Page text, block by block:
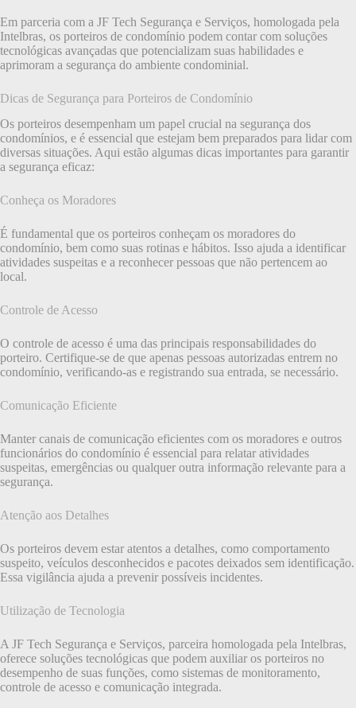
Em parceria com a JF Tech Segurança e Serviços, homologada pela
Intelbras, os porteiros de condomínio podem contar com soluções
tecnológicas avançadas que potencializam suas habilidades e
aprimoram a segurança do ambiente condominial.
Dicas de Segurança para Porteiros de Condomínio
Os porteiros desempenham um papel crucial na segurança dos
condomínios, e é essencial que estejam bem preparados para lidar com
diversas situações. Aqui estão algumas dicas importantes para garantir
a segurança eficaz:
Conheça os Moradores
É fundamental que os porteiros conheçam os moradores do
condomínio, bem como suas rotinas e hábitos. Isso ajuda a identificar
atividades suspeitas e a reconhecer pessoas que não pertencem ao
local.
Controle de Acesso
O controle de acesso é uma das principais responsabilidades do
porteiro. Certifique-se de que apenas pessoas autorizadas entrem no
condomínio, verificando-as e registrando sua entrada, se necessário.
Comunicação Eficiente
Manter canais de comunicação eficientes com os moradores e outros
funcionários do condomínio é essencial para relatar atividades
suspeitas, emergências ou qualquer outra informação relevante para a
segurança.
Atenção aos Detalhes
Os porteiros devem estar atentos a detalhes, como comportamento
suspeito, veículos desconhecidos e pacotes deixados sem identificação.
Essa vigilância ajuda a prevenir possíveis incidentes.
Utilização de Tecnologia
A JF Tech Segurança e Serviços, parceira homologada pela Intelbras,
oferece soluções tecnológicas que podem auxiliar os porteiros no
desempenho de suas funções, como sistemas de monitoramento,
controle de acesso e comunicação integrada.